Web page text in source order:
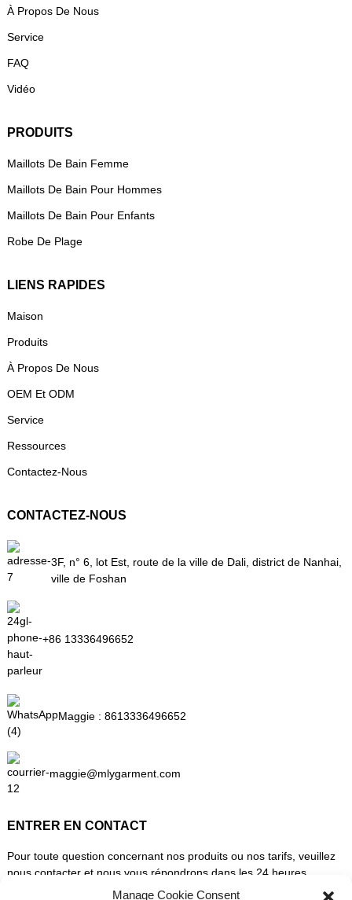
À Propos De Nous
Service
FAQ
Vidéo
PRODUITS
Maillots De Bain Femme
Maillots De Bain Pour Hommes
Maillots De Bain Pour Enfants
Robe De Plage
LIENS RAPIDES
Maison
Produits
À Propos De Nous
OEM Et ODM
Service
Ressources
Contactez-Nous
CONTACTEZ-NOUS
3F, n° 6, lot Est, route de la ville de Dali, district de Nanhai,
ville de Foshan
+86 13336496652
Maggie : 8613336496652
maggie@mlygarment.com
ENTRER EN CONTACT
Pour toute question concernant nos produits ou nos tarifs, veuillez
nous contacter et nous vous répondrons dans les 24 heures.
Manage Cookie Consent